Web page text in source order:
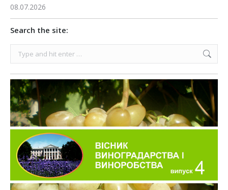
08.07.2026
Search the site: